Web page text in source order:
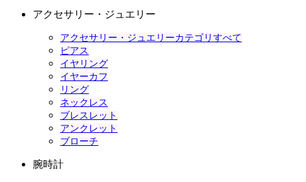
アクセサリー・ジュエリー
アクセサリー・ジュエリーカテゴリすべて
ピアス
イヤリング
イヤーカフ
リング
ネックレス
ブレスレット
アンクレット
ブローチ
腕時計